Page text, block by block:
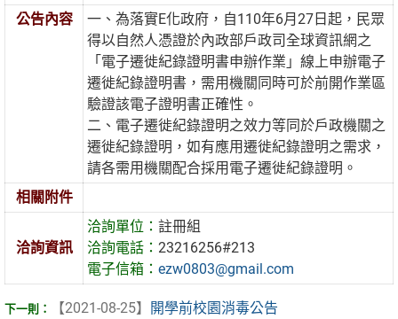
公告內容
一、為落實E化政府，自110年6月27日起，民眾
得以自然人憑證於內政部戶政司全球資訊網之
「電子遷徙紀錄證明書申辦作業」線上申辦電子
遷徙紀錄證明書，需用機關同時可於前開作業區
驗證該電子證明書正確性。
二、電子遷徙紀錄證明之效力等同於戶政機關之
遷徙紀錄證明，如有應用遷徙紀錄證明之需求，
請各需用機關配合採用電子遷徙紀錄證明。
相關附件
洽詢資訊
洽詢單位：註冊組
洽詢電話：23216256#213
電子信箱：ezw0803@gmail.com
【2021-08-25】
開學前校園消毒公告